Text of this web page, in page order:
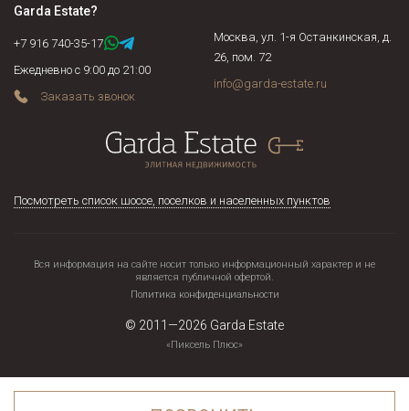
Garda Estate?
+7 916 740-35-17
Ежедневно с 9:00 до 21:00
Заказать звонок
Москва, ул. 1-я Останкинская, д.
26, пом. 72
info@garda-estate.ru
Посмотреть список шоссе, поселков и населенных пунктов
Вся информация на сайте носит только информационный характер и не
является публичной офертой.
Политика конфиденциальности
© 2011—2026 Garda Estate
«Пиксель Плюс»